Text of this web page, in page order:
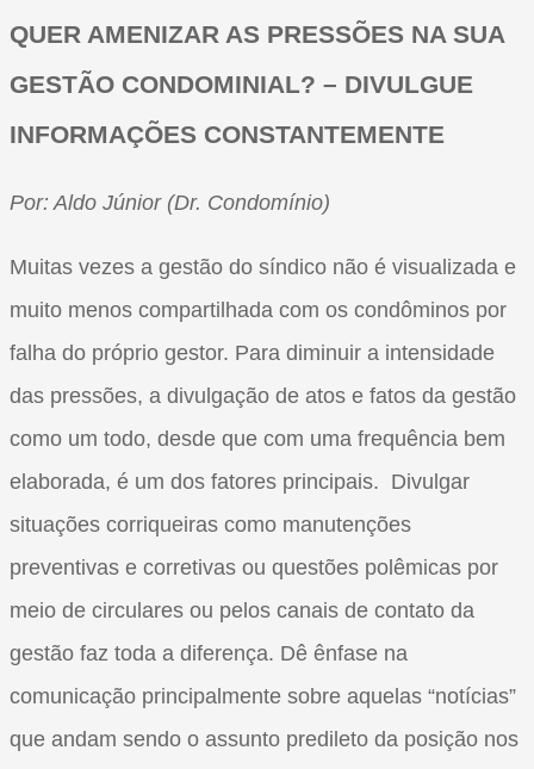
QUER AMENIZAR AS PRESSÕES NA SUA
GESTÃO CONDOMINIAL? – DIVULGUE
INFORMAÇÕES CONSTANTEMENTE
Por: Aldo Júnior (Dr. Condomínio)
Muitas vezes a gestão do síndico não é visualizada e
muito menos compartilhada com os condôminos por
falha do próprio gestor. Para diminuir a intensidade
das pressões, a divulgação de atos e fatos da gestão
como um todo, desde que com uma frequência bem
elaborada, é um dos fatores principais. Divulgar
situações corriqueiras como manutenções
preventivas e corretivas ou questões polêmicas por
meio de circulares ou pelos canais de contato da
gestão faz toda a diferença. Dê ênfase na
comunicação principalmente sobre aquelas “notícias”
que andam sendo o assunto predileto da posição nos